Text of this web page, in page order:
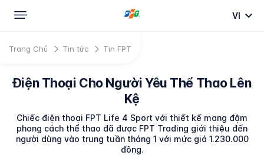
VI
Trang Chủ Tin tức Tin FPT
Điện Thoại Cho Người Yêu Thể Thao Lên
Kệ
Chiếc điện thoại FPT Life 4 Sport với thiết kế mang đậm
phong cách thể thao đã được FPT Trading giới thiệu đến
người dùng vào trung tuần tháng 1 với mức giá 1.230.000
đồng.